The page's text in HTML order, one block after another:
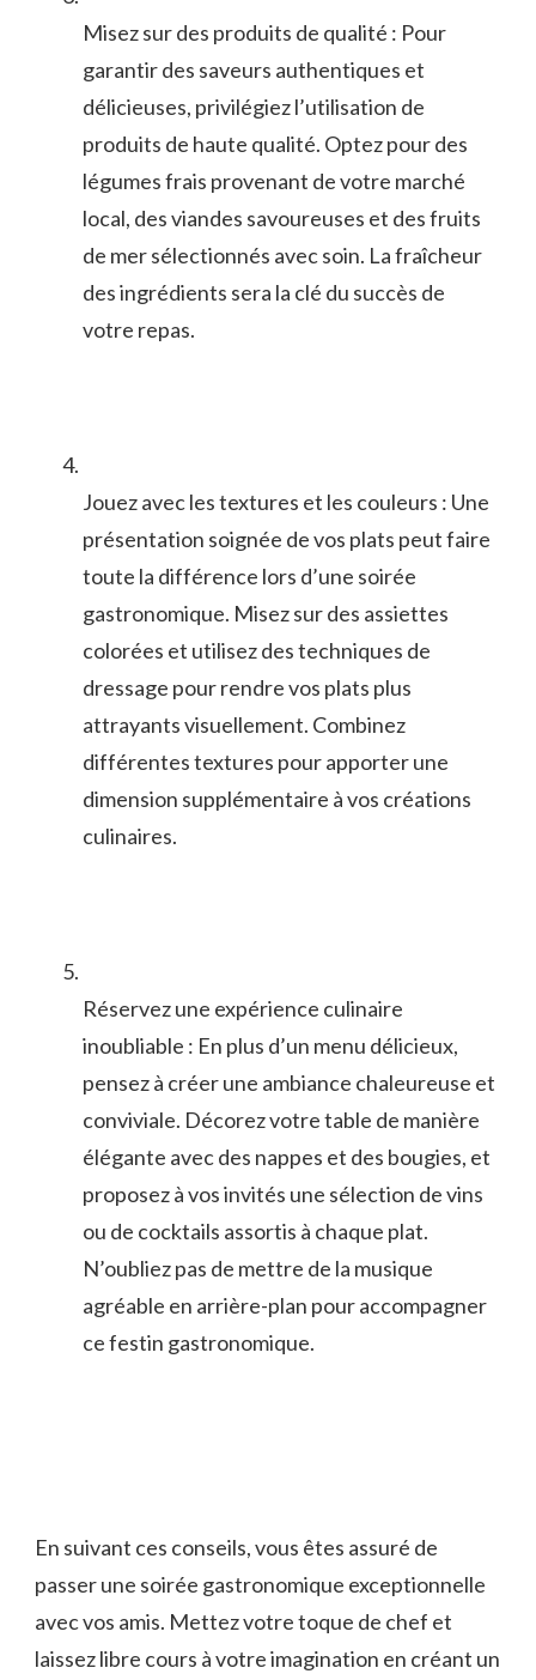
Misez sur des produits de⁢ qualité : ⁢Pour
garantir des saveurs‍ authentiques et
délicieuses, privilégiez l’utilisation ‌de
produits de ​haute qualité. Optez pour des
légumes frais provenant de votre marché
local, des viandes savoureuses et des ⁢fruits
de mer sélectionnés avec​ soin. La fraîcheur
‍des ingrédients sera ⁢la clé du succès de
votre repas.
Jouez avec les textures⁤ et les couleurs : Une
présentation soignée de vos plats peut faire
toute la ⁤différence lors d’une soirée
gastronomique. Misez sur des assiettes
colorées et utilisez des techniques de‌
dressage‌ pour rendre vos plats plus
attrayants visuellement. Combinez
différentes ⁢textures pour apporter une
⁢dimension supplémentaire à vos​ créations
culinaires.
Réservez une expérience culinaire
inoubliable : En plus d’un menu délicieux,
pensez à créer une ambiance chaleureuse et
conviviale. ‌Décorez votre table‍ de manière
élégante ⁣avec des nappes et des bougies, et
proposez à vos invités ⁣une sélection de vins
ou de cocktails assortis à chaque ‍plat.
N’oubliez pas ‌de‌ mettre de la musique
agréable en arrière-plan pour accompagner
ce festin gastronomique.
En suivant ces conseils, vous êtes assuré‍ de
passer une soirée gastronomique exceptionnelle
avec vos amis. Mettez votre toque de chef et
laissez libre cours à votre imagination en créant ​un